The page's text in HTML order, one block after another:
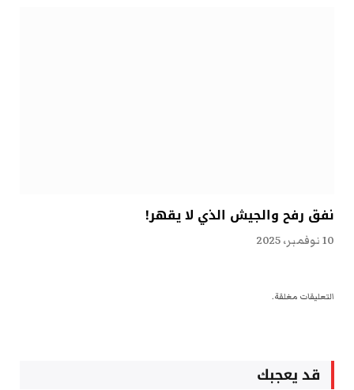
نفق رفح والجيش الذي لا يقهر!
10 نوفمبر، 2025
التعليقات مغلقة.
قد يعجبك